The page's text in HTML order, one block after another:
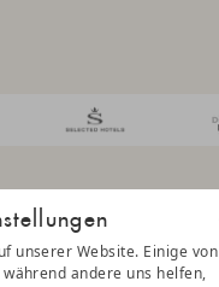
unserer Website. Einige von
andere uns helfen,